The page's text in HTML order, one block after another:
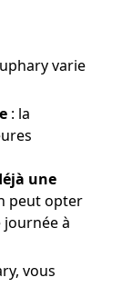
varie
: la
une
peut opter
à
vous